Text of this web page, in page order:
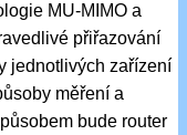
MU-MIMO a
přiřazování
jednotlivých zařízení
měření a
bude router